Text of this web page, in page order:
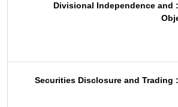
מדיניות ונהלים: Divisional Independence and
מדיניות ונהלים: Securities Disclosure and Trading